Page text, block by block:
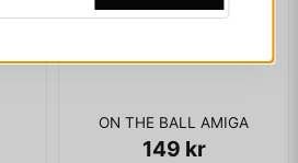
ON THE BALL AMIGA
149 kr